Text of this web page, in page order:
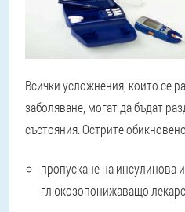
Всички усложнения, които се
заболяване, могат да бъдат
състояния. Острите
пропускане на инсулинова
глюкозопонижаващо